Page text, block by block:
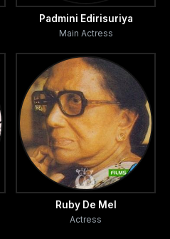
Padmini Edirisuriya
Main Actress
Ruby De Mel
Actress